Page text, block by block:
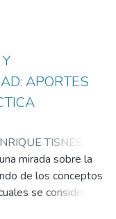
de
Analítico y sus
Sociales y
A)
APORTES
TISNES
;L. GIL;
de
Analítico y sus
Sociales y
mirada sobre la
de los conceptos
se consideran
el sujeto tiene la